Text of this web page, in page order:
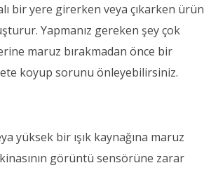
bir yere girerken veya çıkarken ürün
Yapmanız gereken şey çok
maruz bırakmadan önce bir
koyup sorunu önleyebilirsiniz.
yüksek bir ışık kaynağına maruz
görüntü sensörüne zarar